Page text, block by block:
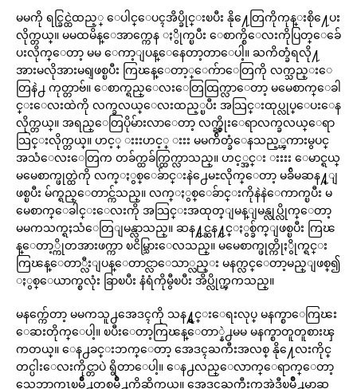
မမကို ရင္ခြင္ထဲထည့္ ေပါင္ေပၚအိပ္ခိုင္းၿပီး နို႔ေတြကိုကုန္းစို႔ေပး
လိုက္တယ္။ မမထမိန္ေအာက္ကေန ႏွိုက္ၿပီး ေစာက္စိေလးကိုပြတ္ေခ်ေ
ပးလိုက္ေတာ့ မမ ေကာ့ျပန္ေနေတာ့တာေပါ့။ ႀကိတ္ခံရလို႔
အားမလိုအားမရျဖစ္ၿပီး ကြၽန္ေတာ့္ေက်ာေတြကို လက္သည္းေ
တြနဲ႕ ကုတ္တာဗ်။ ေစာက္ရည္ေလးေတြထြက္လာေတာ့ မမေစာက္ေခါ
င္းေလးထဲကို လက္ခလယ္ေလးထည့္ၿပီး အသြင္းထုပ္လုပ္ေပးေန
လိုက္တယ္။ အရည္ေတြပိုမ်ားလာေတာ့ လက္ညွိုးေရာလက္ခလယ္ေရာ
သြင္းလိုက္တယ္။ ဟင့္ းးးဟင့္ းးး မမက်ိတ္ခံေနသည့္ၾကားမွပင္
အသံေလးေတြက တခ်က္ထခ်က္ထြက္လာသည္။ ဟင့္အင္း းးးး ေမာင္ရယ္
မမေစာက္ဖုတ္ထဲကို လက္ႏွစ္ေခ်ာင္းနဲ႕ေမႊလိုက္ေတာ့ မခ်ိမဆန႔္ျ
ဖစ္ၿပီး မ်က္ရည္ေတာင္က်သည္။ လက္ႏွစ္ေခ်ာင္းကိုနဲနဲေကာက္ၿပီး မ
မေစာက္ေခါင္းေလးကို အသြင္းအထုတ္ျမန္ျမန္လုပ္လိုက္ေတာ့
မမကသက္ရႈသံေတြျမန္လာသည္။ ဆန႔္ငင္ဆန႔္ငင္ႏွစ္ခ်က္ျဖစ္ၿပီး ကြၽ
န္ေတာ့္ကိုတအားဖက္ကာ ၿငိမ္သြားေလသည္။ မမေစာက္ဖုတ္ကိုႏွိုက္ရင္း
ကြၽန္ေတာ္လီးျပန္ေတာင္လာေသာ္လည္း မနက္လင္ေတာ့မည္ျဖစ္၍
ႏွစ္ေယာက္စလုံး ခြာၿပီး နံရံကိုမွီၿပီး အိပ္လိုက္ၾကသည္။
မနက္က်ေတာ့ မမကသူ႕အေဒၚကို သန႔္ရွင္းေရးလုပ္ မနက္စာေကြၽး
ေဆးတိုက္ေပါ့။ ၿပီးေတာ့ကြၽန္ေတာ္နဲ႕မမ မနက္စာတူတူစားၾ
ကတယ္။ ေန႕ခင္းဘက္ေတာ့ အေဒၚႀကီးအလစ္ နို႔ေလးကိုင္
တင္ပါးေလးကိုင္တာပဲ ရွိတာေပါ့။ ေန႕လည္ေလာက္ေရာက္ေတာ့
သေဘာကၤၿမိဳ႕တစ္ၿမိဳ႕ကိုဆိုက္တယ္။ အေဒၚႀကီးကအဲ့ဒီၿမိဳ႕မွာဆ